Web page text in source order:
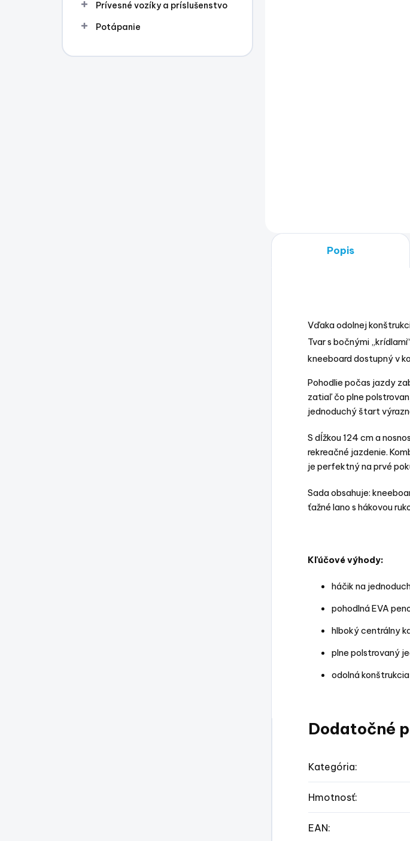
Prívesné vozíky a príslušenstvo
Potápanie
Popis
Vďaka odolnej
Tvar s bočnými
kneeboard dostupný v
Pohodlie počas jazdy
zatiaľ čo plne
jednoduchý štart
S dĺžkou 124 cm a
rekreačné jazdenie.
je perfektný na prvé
Sada obsahuje:
ťažné lano s hákovou
Kľúčové výhody:
háčik na
pohodlná EVA
hlboký centrálny
plne polstrovaný
odolná
Dodatočné
Kategória:
Hmotnosť:
EAN: